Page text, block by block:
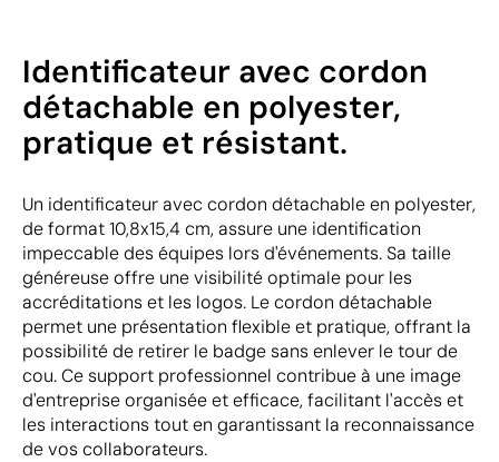
Identificateur avec cordon
détachable en polyester,
pratique et résistant.
Un identificateur avec cordon détachable en polyester,
de format 10,8x15,4 cm, assure une identification
impeccable des équipes lors d'événements. Sa taille
généreuse offre une visibilité optimale pour les
accréditations et les logos. Le cordon détachable
permet une présentation flexible et pratique, offrant la
possibilité de retirer le badge sans enlever le tour de
cou. Ce support professionnel contribue à une image
d'entreprise organisée et efficace, facilitant l'accès et
les interactions tout en garantissant la reconnaissance
de vos collaborateurs.